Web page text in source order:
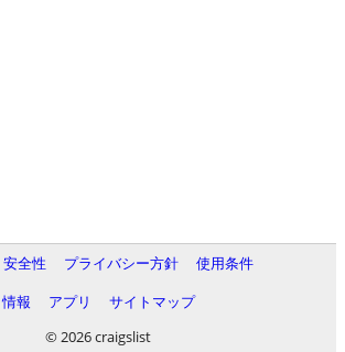
安全性 プライバシー方針
使用条件
情報
アプリ
サイトマップ
© 2026 craigslist